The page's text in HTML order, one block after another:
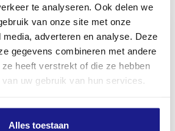
te analyseren. Ook delen we
van onze site met onze
adverteren en analyse. Deze
gegevens combineren met andere
heeft verstrekt of die ze hebben
uw gebruik van hun services.
Alles toestaan
FRANEKER